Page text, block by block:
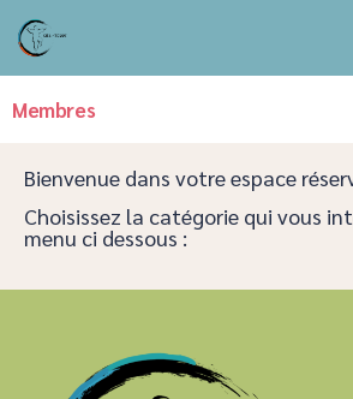
Membres
Bienvenue dans votre espace
Choisissez la catégorie qui vous
menu ci dessous :​​